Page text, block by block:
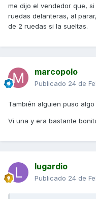
me dijo el vendedor que,
ruedas delanteras, al
de 2 ruedas si la sueltas.
marcopolo
Publicado 24 de
También alguien puso
Vi una y era bastante
lugardio
Publicado 24 de